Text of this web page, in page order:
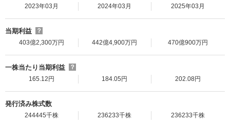
2023年03月 2024年03月 2025年03月
当期利益
？
403億2,300万円
442億4,900万円 470億900万円
一株当たり当期利益
？
165.12円
184.05円 202.08円
発行済み株式数
244445千株 236233千株 236233千株